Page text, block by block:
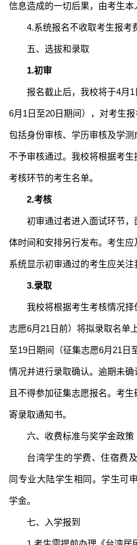
信息造成的一切后果，由考生本
4.系统报名不收取考生报考
五、选拔和录取
1.初审
报名截止后，我校将于4月 1
6月 1 日至20日期间），对考生
包括身份审核、学历审核及学
不予审核通过。 我校将根据考生
考核环节的考生名单。
2.考核
初审通过者进入面试环节
体时间和安排另行发布。考生应
系统显示初审通过的考生应关注
3.录取
我校将根据考生考核情况择
志愿6月 21 日前）将拟录取名单
至19日期间（征集志愿6月 21 日
情况并进行录取确认。逾期未确
且不得参加征集志愿报名。考
寄录取通知书。
六、 收费标准与奖学金政策
台湾学生的学费、住宿费及
同专业大陆学生相同。学生可
学金。
七、入学报到